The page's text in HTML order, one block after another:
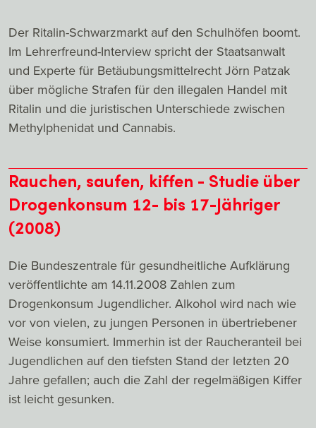
Der Ritalin-Schwarzmarkt auf den Schulhöfen boomt.
Im Lehrerfreund-Interview spricht der Staatsanwalt
und Experte für Betäubungsmittelrecht Jörn Patzak
über mögliche Strafen für den illegalen Handel mit
Ritalin und die juristischen Unterschiede zwischen
Methylphenidat und Cannabis.
Rauchen, saufen, kiffen - Studie über
Drogenkonsum 12- bis 17-Jähriger
(2008)
Die Bundeszentrale für gesundheitliche Aufklärung
veröffentlichte am 14.11.2008 Zahlen zum
Drogenkonsum Jugendlicher. Alkohol wird nach wie
vor von vielen, zu jungen Personen in übertriebener
Weise konsumiert. Immerhin ist der Raucheranteil bei
Jugendlichen auf den tiefsten Stand der letzten 20
Jahre gefallen; auch die Zahl der regelmäßigen Kiffer
ist leicht gesunken.